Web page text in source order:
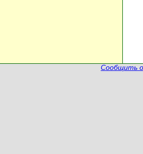
Сообщить о